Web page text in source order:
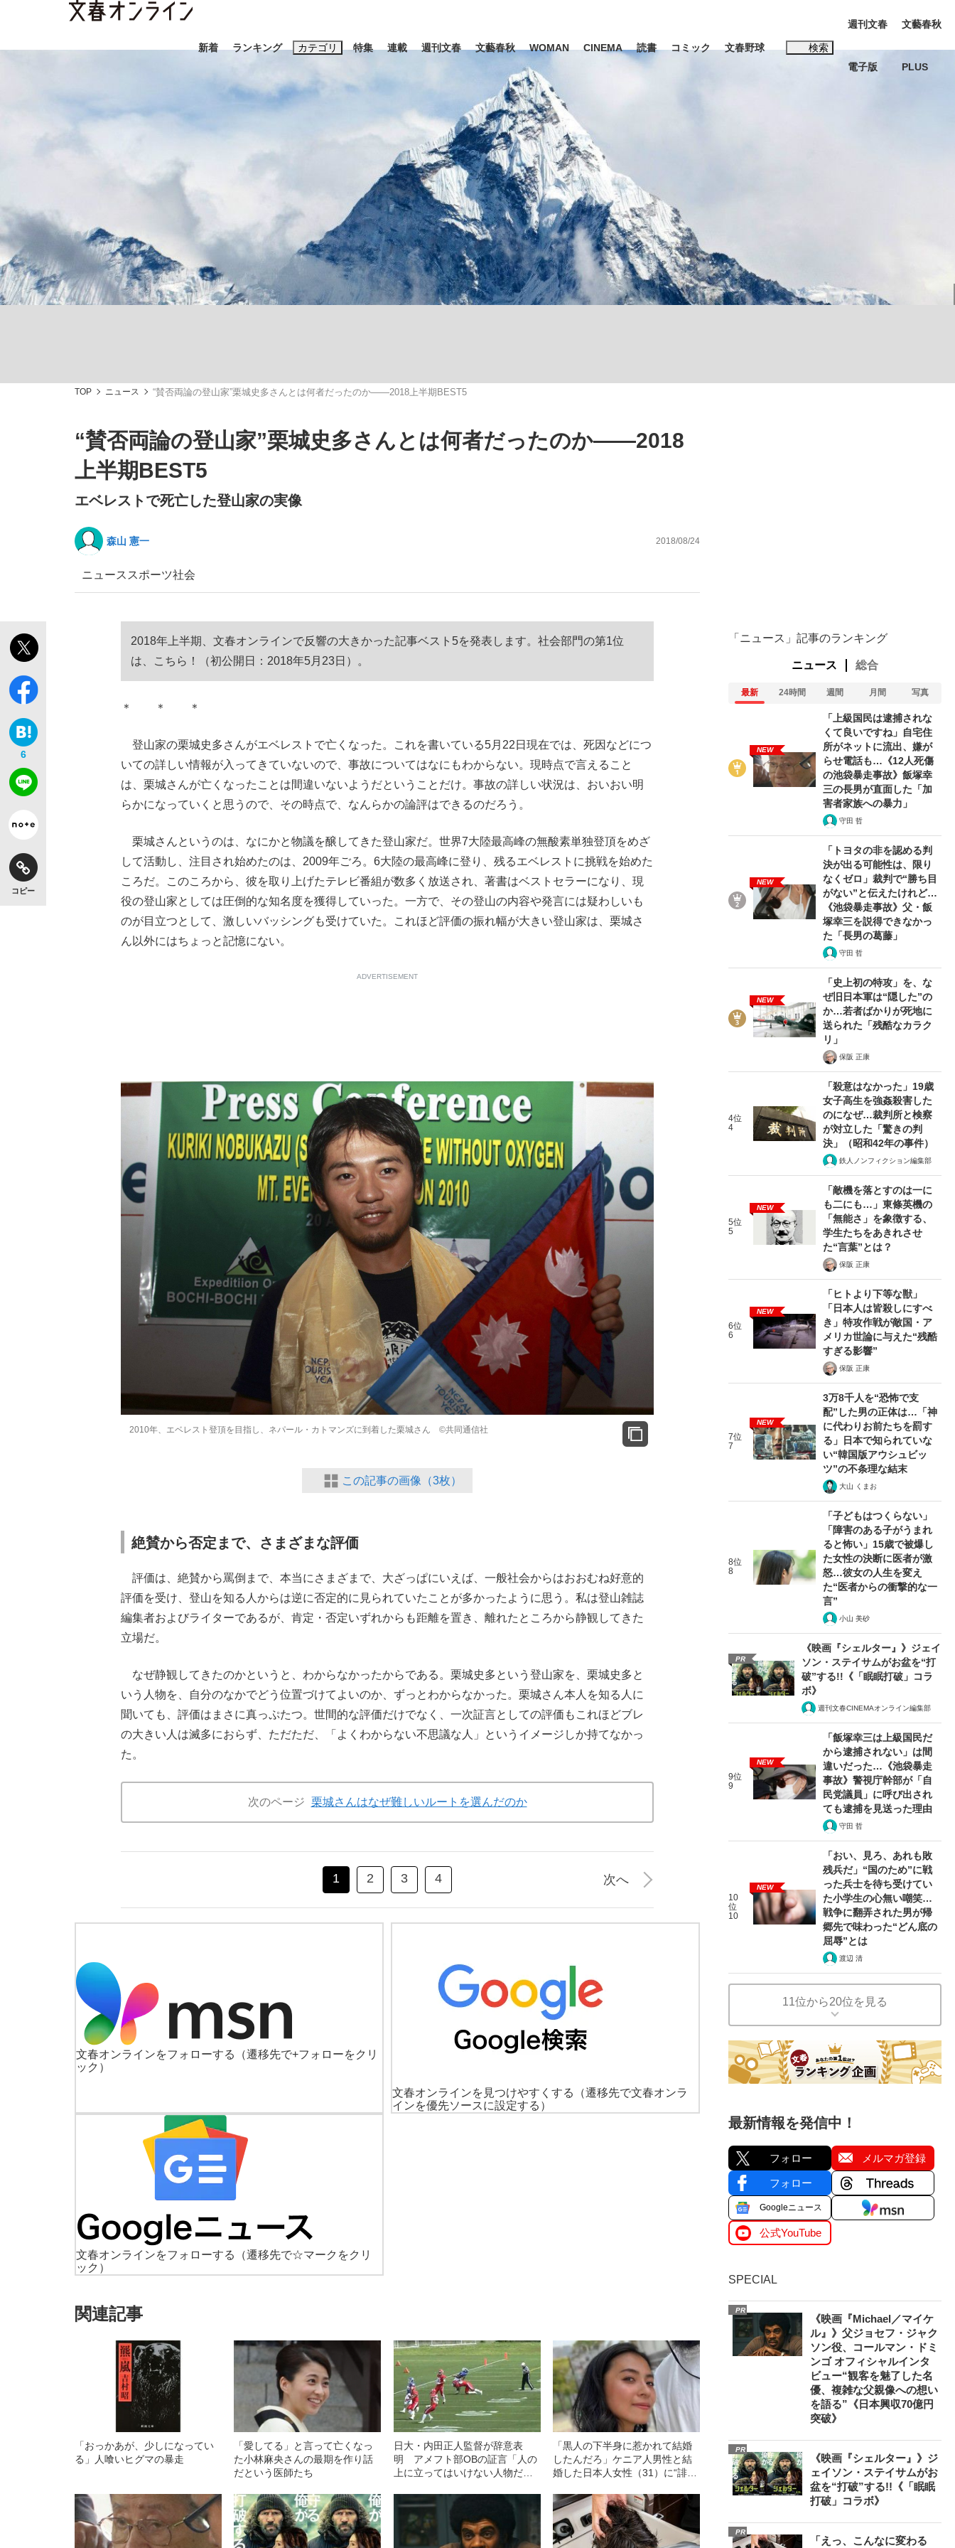
新着 ランキング カテゴリ
スクープ ニュース ビジネス
「90%は失敗する。でも…」本田圭佑が初めて明かした日本代表監督に... 「最悪の空気のまま解散」WBC日本代表“敗戦”の真実 選手が明かす...
「敗因分析は一切聞かれなかった」侍ジャパン選手が証言した“NPB聞... 「クマが悪者扱いされているのが悲しい」『北の国から』倉本聰氏（91...
「目標達成できなかったからと言って…」サッカー日本代表・森保一監督...
特集
終戦から81年 私のあのとき、私のいま
キングの誕生を、目撃せよ。
いまさら聞けない資産運用のすべて
連載 週刊文春 文藝春秋 WOMAN CINEMA 読書 コミック 文春野球 検索
キーワード入力
おすすめのキーワードタグ一覧
#高市早苗 #後藤真希 #森岡毅 #城彰二 #内田有紀
#亀和田武
週刊文春
電子版
文藝春秋
PLUS
TOP ニュース “賛否両論の登山家”栗城史多さんとは何者だったのか――2018上半期BEST5
“賛否両論の登山家”栗城史多さんとは何者だったのか――2018
上半期BEST5
エベレストで死亡した登山家の実像
森山 憲一 2018/08/24
ニュース スポーツ社会
6
コピー
2018年上半期、文春オンラインで反響の大きかった記事ベスト5を発表します。社会部門の第1位
は、こちら！（初公開日：2018年5月23日）。
＊ ＊ ＊
登山家の栗城史多さんがエベレストで亡くなった。これを書いている5月22日現在では、死因などにつ
いての詳しい情報が入ってきていないので、事故についてはなにもわからない。現時点で言えること
は、栗城さんが亡くなったことは間違いないようだということだけ。事故の詳しい状況は、おいおい明
らかになっていくと思うので、その時点で、なんらかの論評はできるのだろう。
栗城さんというのは、なにかと物議を醸してきた登山家だ。世界7大陸最高峰の無酸素単独登頂をめざ
して活動し、注目され始めたのは、2009年ごろ。6大陸の最高峰に登り、残るエベレストに挑戦を始めた
ころだ。このころから、彼を取り上げたテレビ番組が数多く放送され、著書はベストセラーになり、現
役の登山家としては圧倒的な知名度を獲得していった。一方で、その登山の内容や発言には疑わしいも
のが目立つとして、激しいバッシングも受けていた。これほど評価の振れ幅が大きい登山家は、栗城さ
ん以外にはちょっと記憶にない。
ADVERTISEMENT
2010年、エベレスト登頂を目指し、ネパール・カトマンズに到着した栗城さん ©共同通信社
この記事の画像（3枚）
絶賛から否定まで、さまざまな評価
評価は、絶賛から罵倒まで、本当にさまざまで、大ざっぱにいえば、一般社会からはおおむね好意的
評価を受け、登山を知る人からは逆に否定的に見られていたことが多かったように思う。私は登山雑誌
編集者およびライターであるが、肯定・否定いずれからも距離を置き、離れたところから静観してきた
立場だ。
なぜ静観してきたのかというと、わからなかったからである。栗城史多という登山家を、栗城史多と
いう人物を、自分のなかでどう位置づけてよいのか、ずっとわからなかった。栗城さん本人を知る人に
聞いても、評価はまさに真っぷたつ。世間的な評価だけでなく、一次証言としての評価もこれほどブレ
の大きい人は滅多におらず、ただただ、「よくわからない不思議な人」というイメージしか持てなかっ
た。
次のページ 栗城さんはなぜ難しいルートを選んだのか
1 2 3 4 次へ
文春オンラインをフォローする
（遷移先で+フォローをクリ
ック）
文春オンラインを見つけやすくする
（遷移先で文春オンラ
インを優先ソースに設定する）
文春オンラインをフォローする
（遷移先で☆マークをクリ
ック）
関連記事
「おっかあが、少しになってい
る」人喰いヒグマの暴走
「愛してる」と言って亡くなっ
た小林麻央さんの最期を作り話
だという医師たち
日大・内田正人監督が辞意表
明 アメフト部OBの証言「人の
上に立ってはいけない人物だっ
「黒人の下半身に惹かれて結婚
したんだろ」ケニア人男性と結
婚した日本人女性（31）に“誹謗
感じる“外国人差別”のリアル
「ニュース」記事のランキング
ニュース 総合
最新 24時間 週間 月間 写真
NEW
「上級国民は逮捕されな
くて良いですね」自宅住
所がネットに流出、嫌が
らせ電話も…《12人死傷
の池袋暴走事故》飯塚幸
三の長男が直面した「加
害者家族への暴力」
守田 哲
NEW
「トヨタの非を認める判
決が出る可能性は、限り
なくゼロ」裁判で“勝ち目
がない”と伝えたけれど…
《池袋暴走事故》父・飯
塚幸三を説得できなかっ
た「長男の葛藤」
守田 哲
NEW
「史上初の特攻」を、な
ぜ旧日本軍は“隠した”の
か…若者ばかりが死地に
送られた「残酷なカラク
リ」
保阪 正康
4位
4
「殺意はなかった」19歳
女子高生を強姦殺害した
のになぜ…裁判所と検察
が対立した「驚きの判
決」（昭和42年の事件）
鉄人ノンフィクション編集部
5位
5
NEW
「敵機を落とすのは一に
も二にも…」東條英機の
「無能さ」を象徴する、
学生たちをあきれさせ
た“言葉”とは？
保阪 正康
6位
6
NEW
「ヒトより下等な獣」
「日本人は皆殺しにすべ
き」特攻作戦が敵国・ア
メリカ世論に与えた“残酷
すぎる影響”
保阪 正康
7位
7
NEW
3万8千人を“恐怖で支
配”した男の正体は…「神
に代わりお前たちを罰す
る」日本で知られていな
い“韓国版アウシュビッ
ツ”の不条理な結末
大山 くまお
8位
8
「子どもはつくらない」
「障害のある子がうまれ
ると怖い」15歳で被爆し
た女性の決断に医者が激
怒…彼女の人生を変え
た“医者からの衝撃的な一
言”
小山 美砂
PR
《映画『シェルター』》ジェイ
ソン・ステイサムがお盆を“打
破”する!!《「眠眠打破」コラ
ボ》
週刊文春CINEMAオンライン編集部
9位
9
NEW
「飯塚幸三は上級国民だ
から逮捕されない」は間
違いだった…《池袋暴走
事故》警視庁幹部が「自
民党議員」に呼び出され
ても逮捕を見送った理由
守田 哲
10
位
10
NEW
「おい、見ろ、あれも敗
残兵だ」“国のため”に戦
った兵士を待ち受けてい
た小学生の心無い嘲笑…
戦争に翻弄された男が帰
郷先で味わった“どん底の
屈辱”とは
渡辺 清
11位から20位を見る
最新情報を発信中！
フォロー メルマガ登録
フォロー
Googleニュース
公式YouTube
SPECIAL
PR
《映画『Michael／マイケ
ル』》父ジョセフ・ジャク
ソン役、コールマン・ドミ
ンゴ オフィシャルインタ
ビュー“観客を魅了した名
優、複雑な父親像への想い
を語る”《日本興収70億円
突破》
PR
《映画『シェルター』》ジ
ェイソン・ステイサムがお
盆を“打破”する!!《「眠眠
打破」コラボ》
PR
「えっ、こんなに変わる